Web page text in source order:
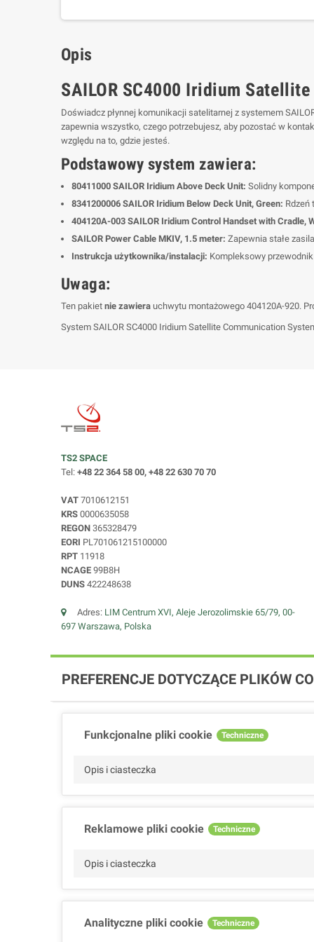
Opis
SAILOR SC4000 Iridium
Doświadcz płynnej komunikacji satelitarnej z systemem
zapewnia wszystko, czego potrzebujesz, aby pozostać w
względu na to, gdzie jesteś.
Podstawowy system zawiera:
80411000 SAILOR Iridium Above Deck Unit: Solidny
8341200006 SAILOR Iridium Below Deck Unit, Green: Rdzeń
404120A-003 SAILOR Iridium Control Handset with Cradle,
SAILOR Power Cable MKIV, 1.5 meter: Zapewnia stałe
Instrukcja użytkownika/instalacji: Kompleksowy
Uwaga:
Ten pakiet nie zawiera uchwytu montażowego 404120A-920.
System SAILOR SC4000 Iridium Satellite Communication
TS2 SPACE
Tel: +48 22 364 58 00, +48 22 630 70 70
VAT 7010612151
KRS 0000635058
REGON 365328479
EORI PL701061215100000
RPT 11918
NCAGE 99B8H
DUNS 422248638
Adres: LIM Centrum XVI, Aleje Jerozolimskie 65/79, 00-
697 Warszawa, Polska
PREFERENCJE DOTYCZĄCE PLIKÓW
Funkcjonalne pliki cookie Techniczne
Opis i ciasteczka
Reklamowe pliki cookie Techniczne
Opis i ciasteczka
Analityczne pliki cookie Techniczne